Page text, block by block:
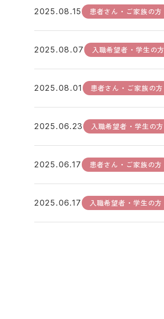
2025.08.15 患者さん・ご家族の方
2025.08.07 入職希望者・学生の方
2025.08.01 患者さん・ご家族の方
2025.06.23 入職希望者・学生の方
2025.06.17 患者さん・ご家族の方
2025.06.17 入職希望者・学生の方